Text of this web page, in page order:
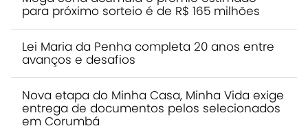
para próximo sorteio é de R$ 165 milhões
Lei Maria da Penha completa 20 anos entre
avanços e desafios
Nova etapa do Minha Casa, Minha Vida exige
entrega de documentos pelos selecionados
em Corumbá